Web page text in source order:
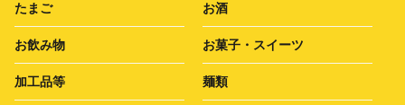
たまご お酒
お飲み物 お菓子・スイーツ
加工品等 麺類